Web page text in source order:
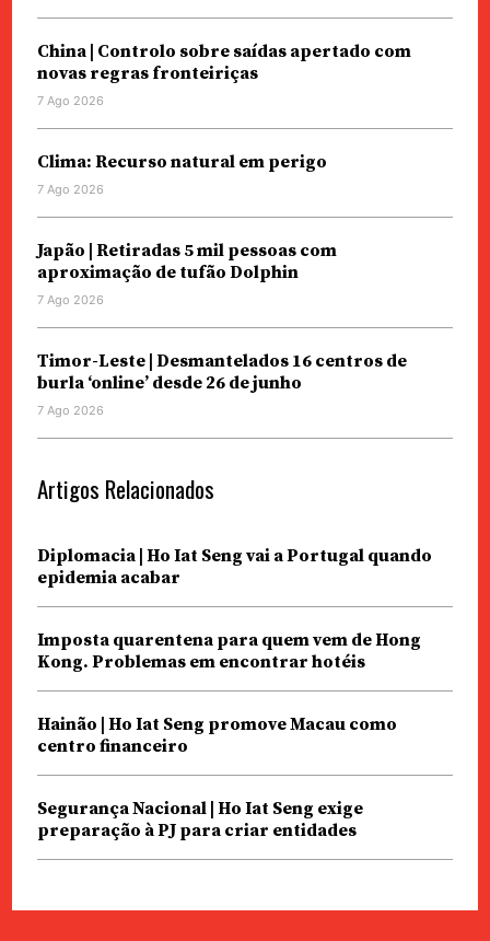
China | Controlo sobre saídas apertado com
novas regras fronteiriças
7 Ago 2026
Clima: Recurso natural em perigo
7 Ago 2026
Japão | Retiradas 5 mil pessoas com
aproximação de tufão Dolphin
7 Ago 2026
Timor-Leste | Desmantelados 16 centros de
burla ‘online’ desde 26 de junho
7 Ago 2026
Artigos Relacionados
Diplomacia | Ho Iat Seng vai a Portugal quando
epidemia acabar
Imposta quarentena para quem vem de Hong
Kong. Problemas em encontrar hotéis
Hainão | Ho Iat Seng promove Macau como
centro financeiro
Segurança Nacional | Ho Iat Seng exige
preparação à PJ para criar entidades